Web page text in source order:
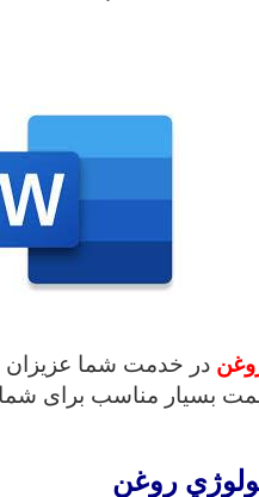
در خدمت شما عزیزان
بسیار مناسب برای
روغن